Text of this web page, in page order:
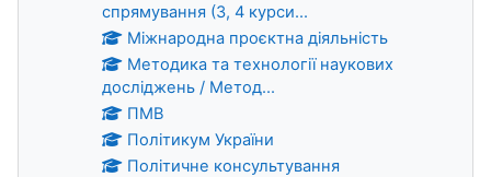
спрямування (3, 4 курси...
Міжнародна проєктна діяльність
Методика та технології наукових
досліджень / Метод...
ПМВ
Політикум України
Політичне консультування